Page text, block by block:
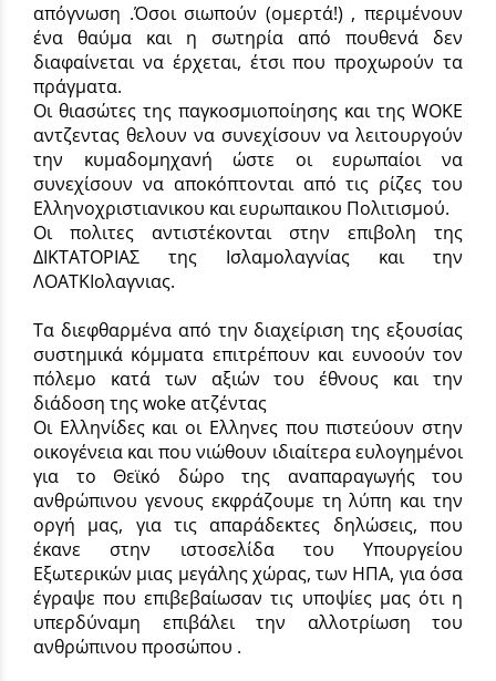
απόγνωση .Όσοι σιωπούν (ομερτά!) , περιμένουν
ένα θαύμα και η σωτηρία από πουθενά δεν
διαφαίνεται να έρχεται, έτσι που προχωρούν τα
πράγματα.
Οι θιασώτες της παγκοσμιοποίησης και της WOKE
αντζεντας θελουν να συνεχίσουν να λειτουργούν
την κυμαδομηχανή ώστε οι ευρωπαίοι να
συνεχίσουν να αποκόπτονται από τις ρίζες του
Ελληνοχριστιανικου και ευρωπαικου Πολιτισμού.
Οι πολιτες αντιστέκονται στην επιβολη της
ΔΙΚΤΑΤΟΡΙΑΣ της Ισλαμολαγνίας και την
ΛΟΑΤΚΙολαγνιας.
Τα διεφθαρμένα από την διαχείριση της εξουσίας
συστημικά κόμματα επιτρέπουν και ευνοούν τον
πόλεμο κατά των αξιών του έθνους και την
διάδοση της woke ατζέντας
Οι Ελληνίδες και οι Ελληνες που πιστεύουν στην
οικογένεια και που νιώθουν ιδιαίτερα ευλογημένοι
για το Θεϊκό δώρο της αναπαραγωγής του
ανθρώπινου γενους εκφράζουμε τη λύπη και την
οργή μας, για τις απαράδεκτες δηλώσεις, που
έκανε στην ιστοσελίδα του Υπουργείου
Εξωτερικών μιας μεγάλης χώρας, των ΗΠΑ, για όσα
έγραψε που επιβεβαίωσαν τις υποψίες μας ότι η
υπερδύναμη επιβάλει την αλλοτρίωση του
ανθρώπινου προσώπου .